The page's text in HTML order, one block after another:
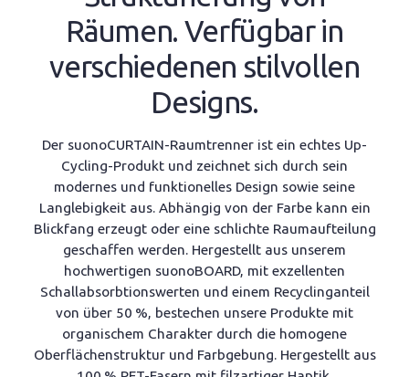
Räumen. Verfügbar in
verschiedenen stilvollen
Designs.
Der suonoCURTAIN-Raumtrenner ist ein echtes Up-
Cycling-Produkt und zeichnet sich durch sein
modernes und funktionelles Design sowie seine
Langlebigkeit aus. Abhängig von der Farbe kann ein
Blickfang erzeugt oder eine schlichte Raumaufteilung
geschaffen werden. Hergestellt aus unserem
hochwertigen suonoBOARD, mit exzellenten
Schallabsorbtionswerten und einem Recyclinganteil
von über 50 %, bestechen unsere Produkte mit
organischem Charakter durch die homogene
Oberflächenstruktur und Farbgebung. Hergestellt aus